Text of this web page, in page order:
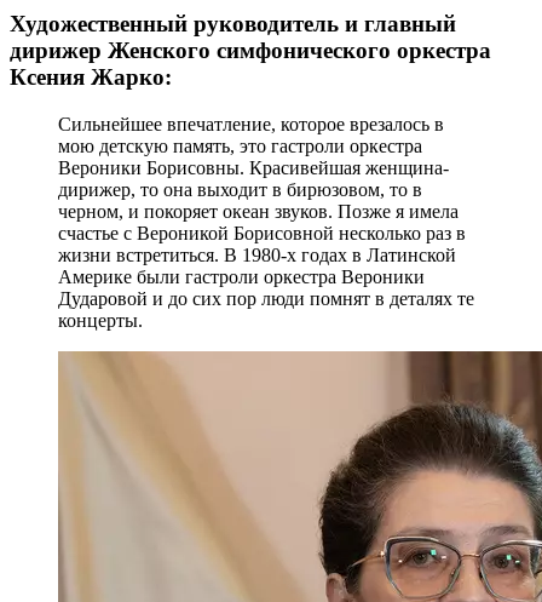
Художественный руководитель и главный
дирижер Женского симфонического оркестра
Ксения Жарко:
Сильнейшее впечатление, которое врезалось в
мою детскую память, это гастроли оркестра
Вероники Борисовны. Красивейшая женщина-
дирижер, то она выходит в бирюзовом, то в
черном, и покоряет океан звуков. Позже я имела
счастье с Вероникой Борисовной несколько раз в
жизни встретиться. В 1980-х годах в Латинской
Америке были гастроли оркестра Вероники
Дударовой и до сих пор люди помнят в деталях те
концерты.